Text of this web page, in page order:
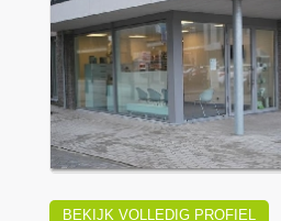
BEKIJK VOLLEDIG PROFIEL